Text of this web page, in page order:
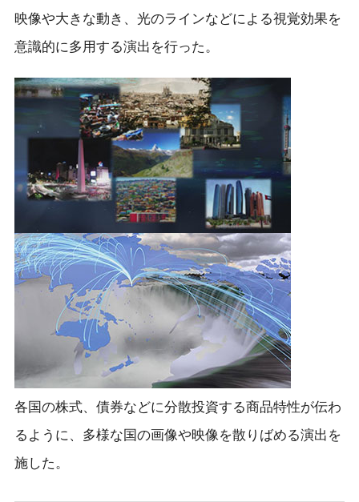
映像や大きな動き、光のラインなどによる視覚効果を
意識的に多用する演出を行った。
各国の株式、債券などに分散投資する商品特性が伝わ
るように、多様な国の画像や映像を散りばめる演出を
施した。